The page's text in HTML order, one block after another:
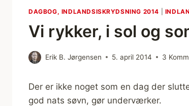
DAGBOG, INDLANDSISKRYDSNING 2014
Vi rykker, i sol og
Erik B. Jørgensen 5. april 2014 3
Der er ikke noget som en dag der
god nats søvn, gør underværker.